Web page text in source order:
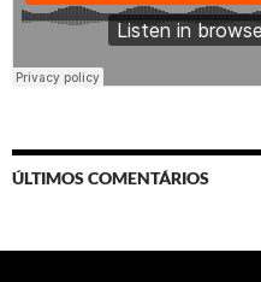
ÚLTIMOS COMENTÁRIOS